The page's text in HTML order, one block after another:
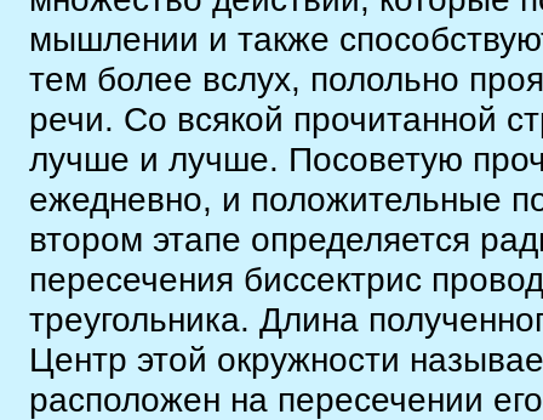
мышлении и также
тем более вслух, полольно
речи. Со всякой прочитанной
лучше и лучше. Посоветую
ежедневно, и положительные
втором этапе определяется
пересечения биссектрис
треугольника. Длина
Центр этой окружности
расположен на пересечении